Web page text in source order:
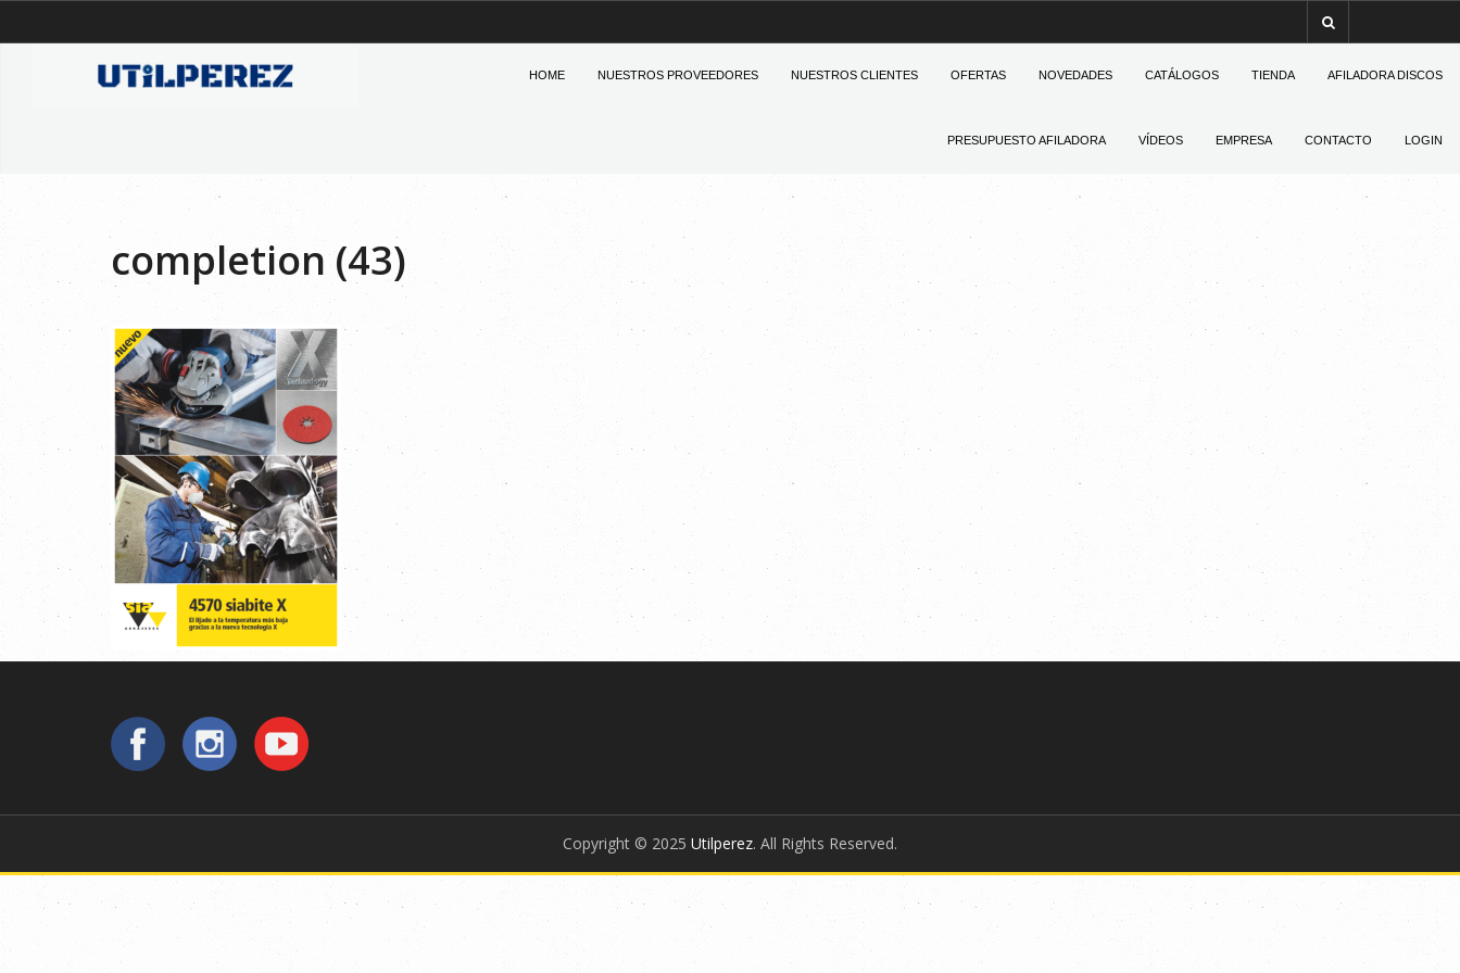
HOME NUESTROS PROVEEDORES NUESTROS CLIENTES OFERTAS NOVEDADES CATÁLOGOS TIENDA AFILADORA DISCOS
PRESUPUESTO AFILADORA VÍDEOS EMPRESA CONTACTO LOGIN
completion (43)
Copyright © 2025 Utilperez. All Rights Reserved.